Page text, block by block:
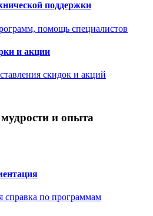
поддержки
помощь специалистов
и акции
скидок и акций
и опыта
справка по программам